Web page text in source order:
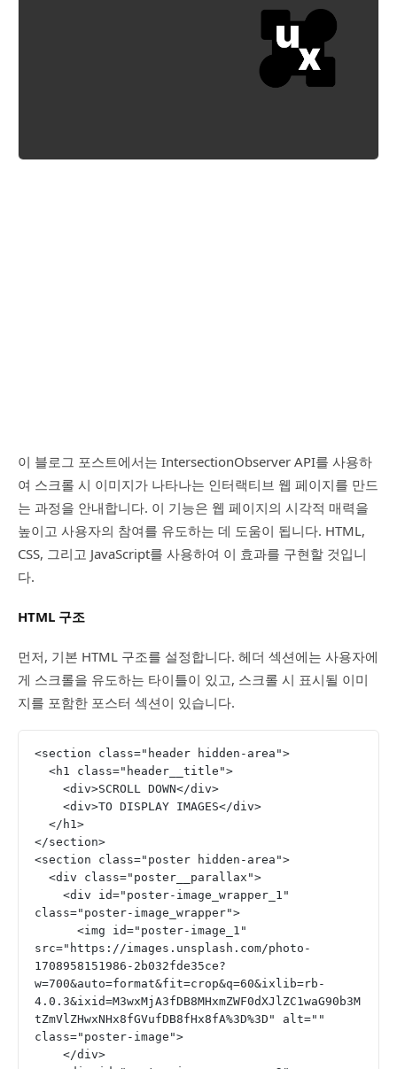
이 블로그 포스트에서는 IntersectionObserver API를 사용하
여 스크롤 시 이미지가 나타나는 인터랙티브 웹 페이지를 만드
는 과정을 안내합니다. 이 기능은 웹 페이지의 시각적 매력을
높이고 사용자의 참여를 유도하는 데 도움이 됩니다. HTML,
CSS, 그리고 JavaScript를 사용하여 이 효과를 구현할 것입니
다.
HTML 구조
먼저, 기본 HTML 구조를 설정합니다. 헤더 섹션에는 사용자에
게 스크롤을 유도하는 타이틀이 있고, 스크롤 시 표시될 이미
지를 포함한 포스터 섹션이 있습니다.
<section class="header hidden-area">
  <h1 class="header__title">
    <div>SCROLL DOWN</div>
    <div>TO DISPLAY IMAGES</div>
  </h1>
</section>
<section class="poster hidden-area">
  <div class="poster__parallax">
class="poster-image_wrapper">
src="https://images.unsplash.com/photo-
1708958151986-2b032fde35ce?
w=700&auto=format&fit=crop&q=60&ixlib=rb-
4.0.3&ixid=M3wxMjA3fDB8MHxmZWF0dXJlZC1waG90b3M
tZmVlZHwxNHx8fGVufDB8fHx8fA%3D%3D" alt=""
class="poster-image">
    </div>